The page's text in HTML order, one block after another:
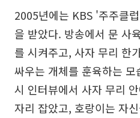
2005년에는 KBS '주주클
을 받았다. 방송에서 문 사
를 시켜주고, 사자 무리 한
싸우는 개체를 훈육하는
시 인터뷰에서 사자 무리
자리 잡았고, 호랑이는 자